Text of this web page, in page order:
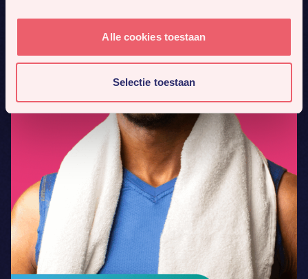
Alle cookies toestaan
Selectie toestaan